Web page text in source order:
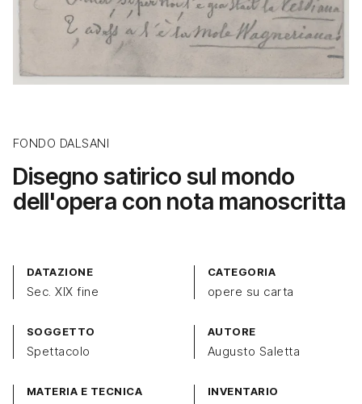
FONDO DALSANI
Disegno satirico sul mondo
dell'opera con nota manoscritta
DATAZIONE
Sec. XIX fine
CATEGORIA
opere su carta
SOGGETTO
Spettacolo
AUTORE
Augusto Saletta
MATERIA E TECNICA INVENTARIO